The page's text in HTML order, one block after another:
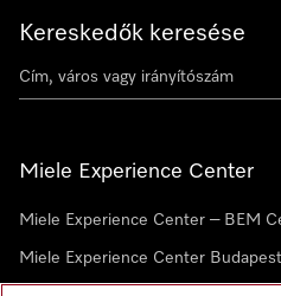
Kereskedők keresése
Miele Experience Center
Miele Experience Center – BEM
Miele Experience Center